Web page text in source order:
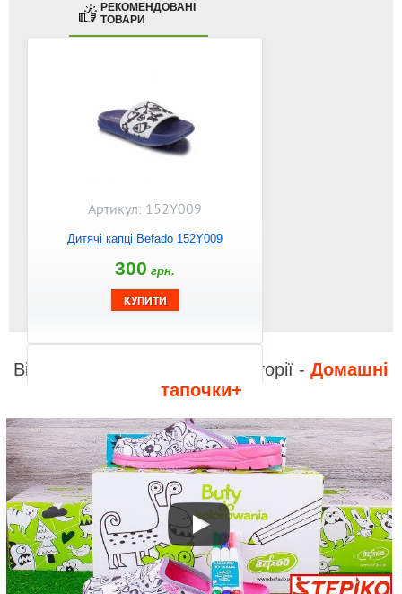
РЕКОМЕНДОВАНІ
ТОВАРИ
Артикул: 152Y009
Дитячі капці Befado 152Y009
300 грн.
Артикул: 152Y004
Дитячі капці Befado 152Y004
300грн.
Відео до інших товарів з категорії - Домашні
тапочки+